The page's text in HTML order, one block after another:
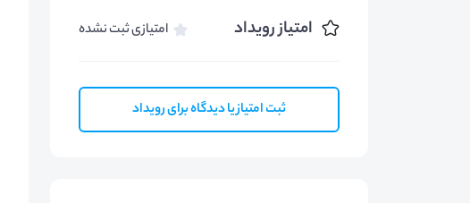
امتیاز رویداد امتیازی ثبت نشده
ثبت امتیاز یا دیدگاه برای رویداد